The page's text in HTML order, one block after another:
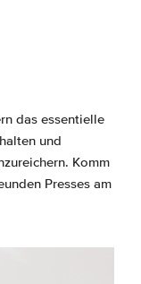
das essentielle
und
Komm
Presses am